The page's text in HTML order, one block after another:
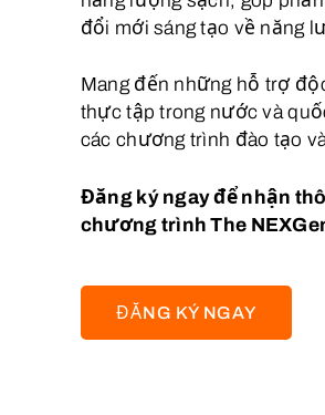
đổi mới sáng tạo về năng
Mang đến những hỗ trợ
thực tập trong nước và
các chương trình đào tạo
Đăng ký ngay để nhận
chương trình The
ĐĂNG KÝ NGAY